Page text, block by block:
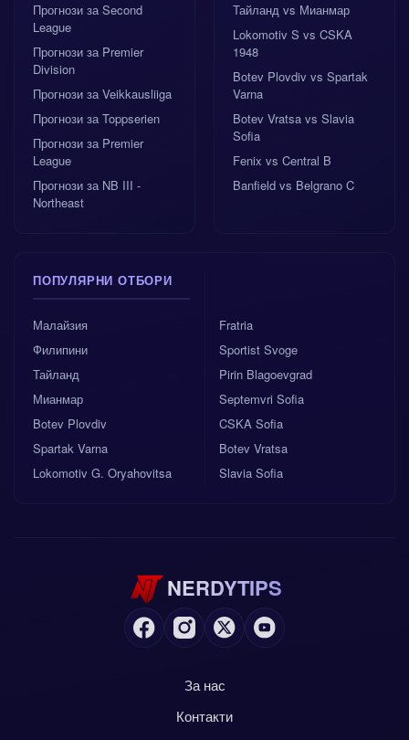
Прогнози за Second
League
Прогнози за Premier
Division
Прогнози за Veikkausliiga
Прогнози за Toppserien
Прогнози за Premier
League
Прогнози за NB III -
Northeast
Тайланд vs Мианмар
Lokomotiv S vs CSKA
1948
Botev Plovdiv vs Spartak
Varna
Botev Vratsa vs Slavia
Sofia
Fenix vs Central B
Banfield vs Belgrano C
ПОПУЛЯРНИ ОТБОРИ
Малайзия
Филипини
Тайланд
Мианмар
Botev Plovdiv
Spartak Varna
Lokomotiv G. Oryahovitsa
Fratria
Sportist Svoge
Pirin Blagoevgrad
Septemvri Sofia
CSKA Sofia
Botev Vratsa
Slavia Sofia
NERDYTIPS
За нас
Контакти